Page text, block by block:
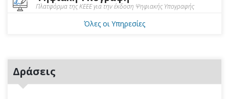
Πλατφόρμα της ΚΕΕΕ για την έκδοση Ψηφιακής Υπογραφής
Όλες οι Υπηρεσίες
Δράσεις